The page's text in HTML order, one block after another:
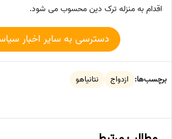
اقدام به منزله ترک دین محسوب می شود.
دسترسی به سایر اخبار
برچسب‌ها: ازدواج
نتانیاهو